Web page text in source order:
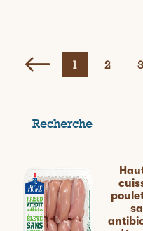
1 2 3
Recherche